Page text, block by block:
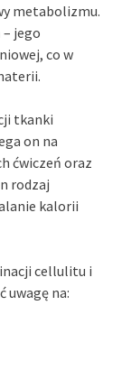
metabolizmu.
– jego
co w
tkanki
on na
ćwiczeń oraz
rodzaj
kalorii
cellulitu i
uwagę na: